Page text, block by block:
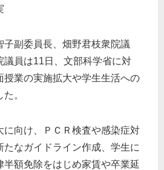
子副委員長、畑野君枝衆院議
議員は11日、文部科学省に対
授業の実施拡大や学生生活への
。
に向け、ＰＣＲ検査や感染症対
たなガイドライン作成、学生に
半額免除をはじめ家賃や卒業延